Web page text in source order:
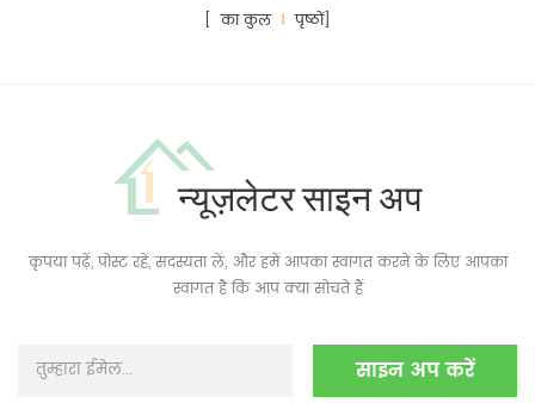
[ का कुल 1 पृष्ठों]
न्यूज़लेटर साइन अप
कृपया पढ़ें, पोस्ट रहें, सदस्यता लें, और हमें आपका स्वागत करने के लिए आपका
स्वागत है कि आप क्या सोचते हैं